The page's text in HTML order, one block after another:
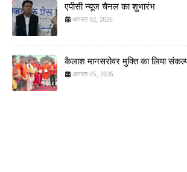
एपीसी न्यूज चैनल का शुभारंभ
अगस्त 02, 2026
कैलाश मानसरोवर मुक्ति का लिया
अगस्त 05, 2026